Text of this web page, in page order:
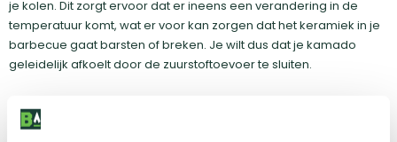
je kolen. Dit zorgt ervoor dat er ineens een verandering in de
temperatuur komt, wat er voor kan zorgen dat het keramiek in je
barbecue gaat barsten of breken. Je wilt dus dat je kamado
geleidelijk afkoelt door de zuurstoftoevoer te sluiten.